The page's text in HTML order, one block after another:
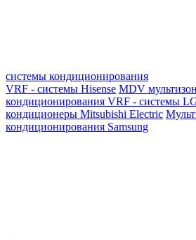
системы кондиционирования
VRF - системы Hisense MDV
кондиционирования VRF - системы
кондиционеры Mitsubishi Electric
кондиционирования Samsung